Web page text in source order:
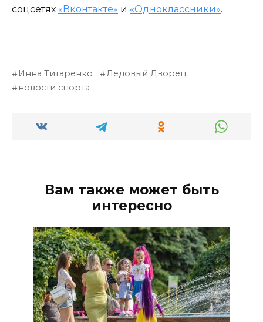
соцсетях «Вконтакте» и «Одноклассники».
Инна Титаренко
Ледовый Дворец
новости спорта
Вам также может быть
интересно